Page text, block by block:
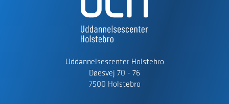
Uddannelsescenter Holstebro
Døesvej 70 - 76
7500 Holstebro